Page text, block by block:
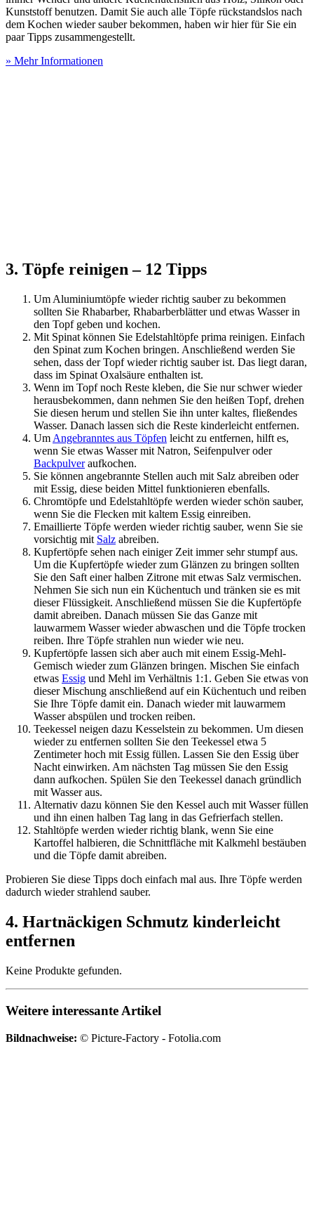
Kunststoff benutzen. Damit Sie auch alle Töpfe rückstandslos nach
dem Kochen wieder sauber bekommen, haben wir hier für Sie ein
paar Tipps zusammengestellt.
» Mehr Informationen
3. Töpfe reinigen – 12 Tipps
Um Aluminiumtöpfe wieder richtig sauber zu bekommen
sollten Sie Rhabarber, Rhabarberblätter und etwas Wasser in
den Topf geben und kochen.
Mit Spinat können Sie Edelstahltöpfe prima reinigen. Einfach
den Spinat zum Kochen bringen. Anschließend werden Sie
sehen, dass der Topf wieder richtig sauber ist. Das liegt daran,
dass im Spinat Oxalsäure enthalten ist.
Wenn im Topf noch Reste kleben, die Sie nur schwer wieder
herausbekommen, dann nehmen Sie den heißen Topf, drehen
Sie diesen herum und stellen Sie ihn unter kaltes, fließendes
Wasser. Danach lassen sich die Reste kinderleicht entfernen.
Um Angebranntes aus Töpfen leicht zu entfernen, hilft es,
wenn Sie etwas Wasser mit Natron, Seifenpulver oder
Backpulveraufkochen.
Sie können angebrannte Stellen auch mit Salz abreiben oder
mit Essig, diese beiden Mittel funktionieren ebenfalls.
Chromtöpfe und Edelstahltöpfe werden wieder schön sauber,
wenn Sie die Flecken mit kaltem Essig einreiben.
Emaillierte Töpfe werden wieder richtig sauber, wenn Sie sie
vorsichtig mit Salz abreiben.
Kupfertöpfe sehen nach einiger Zeit immer sehr stumpf aus.
Um die Kupfertöpfe wieder zum Glänzen zu bringen sollten
Sie den Saft einer halben Zitrone mit etwas Salz vermischen.
Nehmen Sie sich nun ein Küchentuch und tränken sie es mit
dieser Flüssigkeit. Anschließend müssen Sie die Kupfertöpfe
damit abreiben. Danach müssen Sie das Ganze mit
lauwarmem Wasser wieder abwaschen und die Töpfe trocken
reiben. Ihre Töpfe strahlen nun wieder wie neu.
Kupfertöpfe lassen sich aber auch mit einem Essig-Mehl-
Gemisch wieder zum Glänzen bringen. Mischen Sie einfach
etwas Essig und Mehl im Verhältnis 1:1. Geben Sie etwas von
dieser Mischung anschließend auf ein Küchentuch und reiben
Sie Ihre Töpfe damit ein. Danach wieder mit lauwarmem
Wasser abspülen und trocken reiben.
Teekessel neigen dazu Kesselstein zu bekommen. Um diesen
wieder zu entfernen sollten Sie den Teekessel etwa 5
Zentimeter hoch mit Essig füllen. Lassen Sie den Essig über
Nacht einwirken. Am nächsten Tag müssen Sie den Essig
dann aufkochen. Spülen Sie den Teekessel danach gründlich
mit Wasser aus.
Alternativ dazu können Sie den Kessel auch mit Wasser füllen
und ihn einen halben Tag lang in das Gefrierfach stellen.
Stahltöpfe werden wieder richtig blank, wenn Sie eine
Kartoffel halbieren, die Schnittfläche mit Kalkmehl bestäuben
und die Töpfe damit abreiben.
Probieren Sie diese Tipps doch einfach mal aus. Ihre Töpfe werden
dadurch wieder strahlend sauber.
4. Hartnäckigen Schmutz kinderleicht
entfernen
Keine Produkte gefunden.
Weitere interessante Artikel
Bildnachweise: © Picture-Factory - Fotolia.com